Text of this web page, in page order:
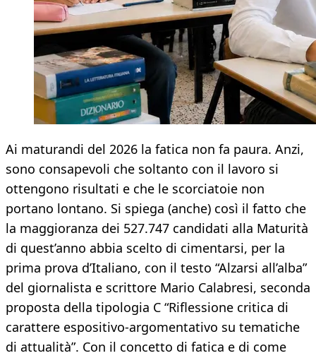
Ai maturandi del 2026 la fatica non fa paura. Anzi,
sono consapevoli che soltanto con il lavoro si
ottengono risultati e che le scorciatoie non
portano lontano. Si spiega (anche) così il fatto che
la maggioranza dei 527.747 candidati alla Maturità
di quest’anno abbia scelto di cimentarsi, per la
prima prova d’Italiano, con il testo “Alzarsi all’alba”
del giornalista e scrittore Mario Calabresi, seconda
proposta della tipologia C “Riflessione critica di
carattere espositivo-argomentativo su tematiche
di attualità”. Con il concetto di fatica e di come